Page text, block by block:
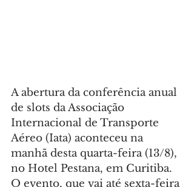
A abertura da conferência anual
de slots da Associação
Internacional de Transporte
Aéreo (Iata) aconteceu na
manhã desta quarta-feira (13/8),
no Hotel Pestana, em Curitiba.
O evento, que vai até sexta-feira